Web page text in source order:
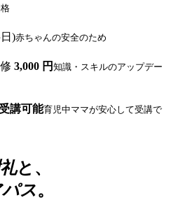
)赤ちゃんの安全のため
3,000 円 知識・スキルのアップデー
講可能育児中ママが安心して受講で
と、
ス。